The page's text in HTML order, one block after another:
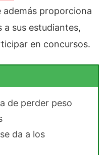
además proporciona
sus estudiantes,
en concursos.
de perder peso
da a los